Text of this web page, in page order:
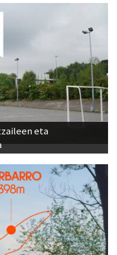
eta